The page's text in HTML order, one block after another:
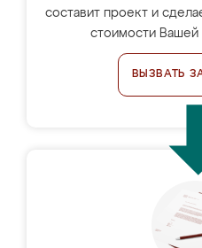
составит проект и
стоимости
ВЫЗВАТЬ